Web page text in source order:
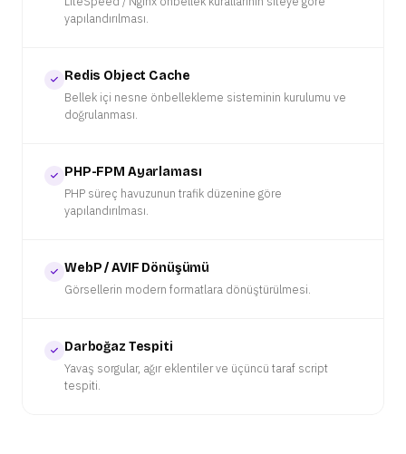
yapılandırılması.
Redis Object Cache
Bellek içi nesne önbellekleme sisteminin kurulumu ve
doğrulanması.
PHP-FPM Ayarlaması
PHP süreç havuzunun trafik düzenine göre
yapılandırılması.
WebP / AVIF Dönüşümü
Görsellerin modern formatlara dönüştürülmesi.
Darboğaz Tespiti
Yavaş sorgular, ağır eklentiler ve üçüncü taraf script
tespiti.